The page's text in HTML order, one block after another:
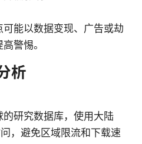
能以数据变现、广告或劫
警惕。
析
研究数据库，使用大陆
，避免区域限流和下载速